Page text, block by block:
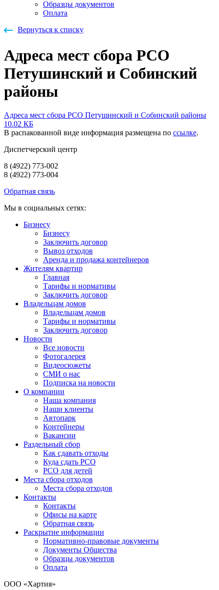
Образцы документов
Оплата
Вернуться к списку
Адреса мест сбора РСО
Петушинский и Собинский
районы
Адреса мест сбора РСО Петушинский и Собинский районы
10.02 КБ
В распакованной виде информация размещена по ссылке.
Диспетчерский центр
8 (4922) 773-002
8 (4922) 773-004
Обратная связь
Мы в социальных сетях:
Бизнесу
Бизнесу
Заключить договор
Вывоз отходов
Аренда и продажа контейнеров
Жителям квартир
Главная
Тарифы и нормативы
Заключить договор
Владельцам домов
Владельцам домов
Тарифы и нормативы
Заключить договор
Новости
Все новости
Фотогалерея
Видеосюжеты
СМИ о нас
Подписка на новости
О компании
Наша компания
Наши клиенты
Автопарк
Контейнеры
Вакансии
Раздельный сбор
Как сдавать отходы
Куда сдать РСО
РСО для детей
Места сбора отходов
Места сбора отходов
Контакты
Контакты
Офисы на карте
Обратная связь
Раскрытие информации
Нормативно-правовые документы
Документы Общества
Образцы документов
Оплата
ООО «Хартия»